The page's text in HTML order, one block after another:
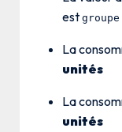
est
La
unités
La
unités